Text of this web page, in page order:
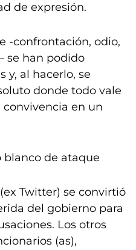
de expresión.
-confrontación, odio,
se han podido
y, al hacerlo, se
donde todo vale
en un
blanco de ataque
Twitter) se convirtió
del gobierno para
Los otros
(as),